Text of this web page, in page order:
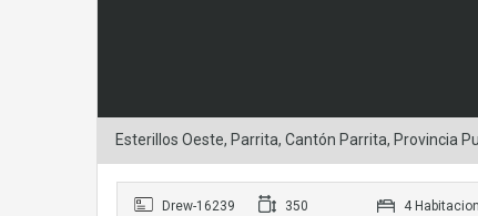
Esterillos Oeste, Parrita, Cantón Parrita, Provincia
Drew-16239 350 4